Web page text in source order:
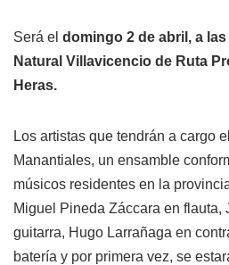
Será el domingo 2 de abril, a
Natural Villavicencio de Ruta
Heras.
Los artistas que tendrán a cargo
Manantiales, un ensamble
músicos residentes en la
Miguel Pineda Záccara en flauta,
guitarra, Hugo Larrañaga en
batería y por primera vez, se